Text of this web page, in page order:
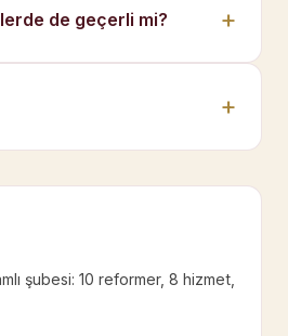
de geçerli mi?
şubesi: 10 reformer, 8 hizmet,